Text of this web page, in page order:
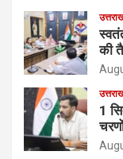
की
1